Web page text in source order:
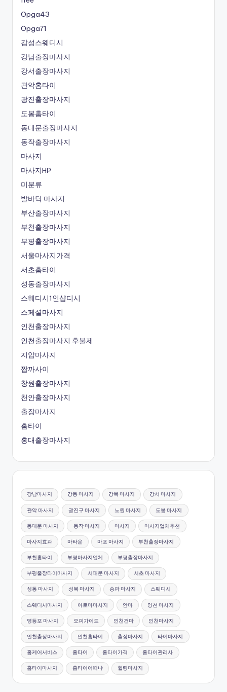
Opga43
Opga71
감성스웨디시
강남출장마사지
강서출장마사지
관악홈타이
광진출장마사지
도봉홈타이
동대문출장마사지
동작출장마사지
마사지
마사지HP
미분류
발바닥 마사지
부산출장마사지
부천출장마사지
부평출장마사지
서울마사지가격
서초홈타이
성동출장마사지
스웨디시1인샵디시
스페셜마사지
인천출장마사지
인천출장마사지 후불제
지압마사지
짭까사이
창원출장마사지
천안출장마사지
출장마사지
홈타이
홍대출장마사지
강남마사지 강동 마사지 강북 마사지 강서 마사지
관악 마사지 광진구 마사지 노원 마사지 도봉 마사지
동대문 마사지 동작 마사지 마사지 마사지업체추천
마사지효과 마타운 마포 마사지 부천출장마사지
부천홈타이 부평마사지업체 부평출장마사지
부평출장타이마사지 서대문 마사지 서초 마사지
성동 마사지 성북 마사지 송파 마사지 스웨디시
스웨디시마사지 아로마마사지 안마 양천 마사지
영등포 마사지 오피가이드 인천건마 인천마사지
인천출장마사지 인천홈타이 출장마사지 타이마사지
홈케어서비스 홈타이 홈타이가격 홈타이관리사
홈타이마사지 홈타이어떠냐 힐링마사지